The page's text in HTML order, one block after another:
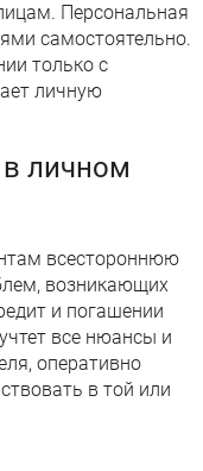
Персональная
самостоятельно.
только с
личную
личном
всестороннюю
возникающих
и погашении
все нюансы и
оперативно
в той или